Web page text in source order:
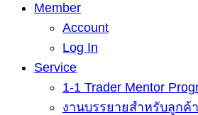
Member
Account
Log In
Service
1-1 Trader Mentor
งานบรรยายสำหรับลูกค้